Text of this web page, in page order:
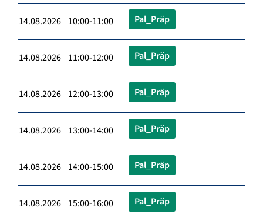
14.08.2026 10:00-11:00 Pal_Präp
14.08.2026 11:00-12:00 Pal_Präp
14.08.2026 12:00-13:00 Pal_Präp
14.08.2026 13:00-14:00 Pal_Präp
14.08.2026 14:00-15:00 Pal_Präp
14.08.2026 15:00-16:00 Pal_Präp